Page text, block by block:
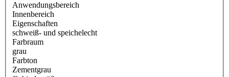
Anwendungsbereich
Innenbereich
Eigenschaften
schweiß- und speichelecht
Farbraum
grau
Farbton
Zementgrau